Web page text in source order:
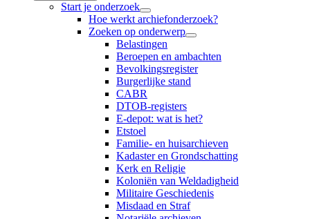
Start je onderzoek
Hoe werkt archiefonderzoek?
Zoeken op onderwerp
Belastingen
Beroepen en ambachten
Bevolkingsregister
Burgerlijke stand
CABR
DTOB-registers
E-depot: wat is het?
Etstoel
Familie- en huisarchieven
Kadaster en Grondschatting
Kerk en Religie
Koloniën van Weldadigheid
Militaire Geschiedenis
Misdaad en Straf